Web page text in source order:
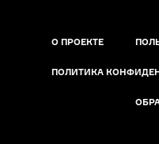
О ПРОЕКТЕ
ПОЛИТИКА